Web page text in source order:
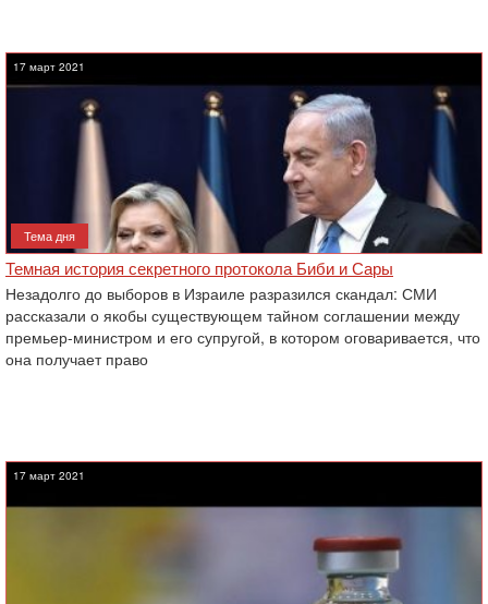
17 март 2021
Тема дня
Темная история секретного протокола Биби и Сары
Незадолго до выборов в Израиле разразился скандал: СМИ
рассказали о якобы существующем тайном соглашении между
премьер-министром и его супругой, в котором оговаривается, что
она получает право
17 март 2021